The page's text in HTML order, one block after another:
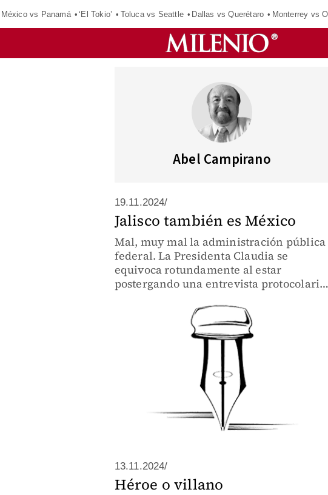
México vs Panamá ‘El Tokio’ Toluca vs Seattle Dallas vs Querétaro Monterrey vs
Abel Campirano
19.11.2024/
Jalisco también es México
Mal, muy mal la administración pública
federal. La Presidenta Claudia se
equivoca rotundamente al estar
postergando una entrevista protocolaria
13.11.2024/
Héroe o villano